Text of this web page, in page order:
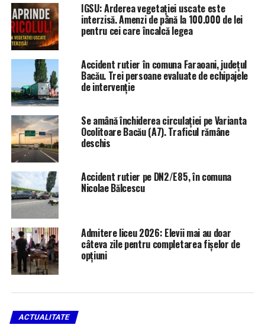
IGSU: Arderea vegetației uscate este
interzisă. Amenzi de până la 100.000 de lei
pentru cei care încalcă legea
Accident rutier în comuna Faraoani, județul
Bacău. Trei persoane evaluate de echipajele
de intervenție
Se amână închiderea circulației pe Varianta
Ocolitoare Bacău (A7). Traficul rămâne
deschis
Accident rutier pe DN2/E85, în comuna
Nicolae Bălcescu
Admitere liceu 2026: Elevii mai au doar
câteva zile pentru completarea fișelor de
opțiuni
ACTUALITATE